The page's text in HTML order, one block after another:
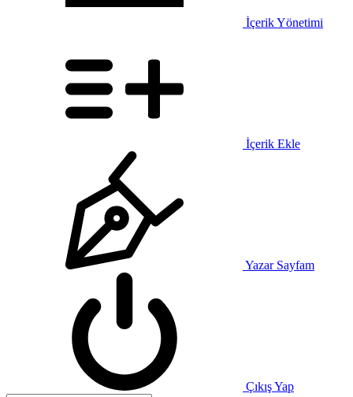
İçerik Yönetimi
İçerik Ekle
Yazar Sayfam
Çıkış Yap